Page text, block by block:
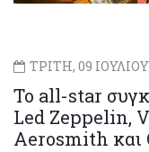
ΤΡΙΤΗ, 09 ΙΟΥΛΙΟΥ
Το all-star
Led Zeppelin,
Aerosmith και